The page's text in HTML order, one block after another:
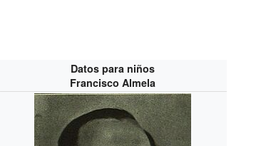
Datos para niños
Francisco Almela